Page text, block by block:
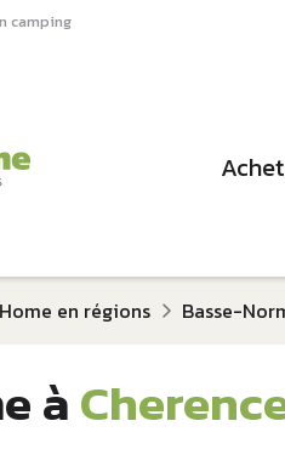
camping
en régions Basse-
à